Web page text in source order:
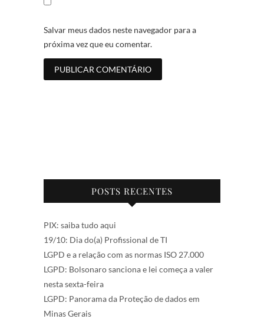
Salvar meus dados neste navegador para a
próxima vez que eu comentar.
POSTS RECENTES
PIX: saiba tudo aqui
19/10: Dia do(a) Profissional de TI
LGPD e a relação com as normas ISO 27.000
LGPD: Bolsonaro sanciona e lei começa a valer
nesta sexta-feira
LGPD: Panorama da Proteção de dados em
Minas Gerais